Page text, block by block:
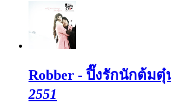
Robber - ปิ๊งรักนักต้มตุ๋
2551